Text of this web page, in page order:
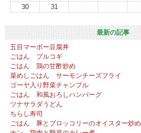
30
31
最新の記事
五目マーボー豆腐丼
ごはん プルコギ
ごはん 鶏の甘酢炒め
菜めしごはん サーモンチーズフライ
ゴーヤ入り野菜チャンプル
ごはん 和風おろしハンバーグ
ツナサラダうどん
ちらし寿司
ごはん 豚とブロッコリーのオイスター炒め